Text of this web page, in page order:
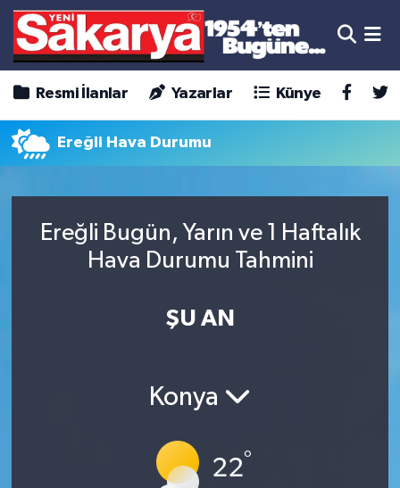
Resmi İlanlar Yazarlar Künye
Ereğli Hava Durumu
Ereğli Bugün, Yarın ve 1 Haftalık
Hava Durumu Tahmini
ŞU AN
Konya
22°